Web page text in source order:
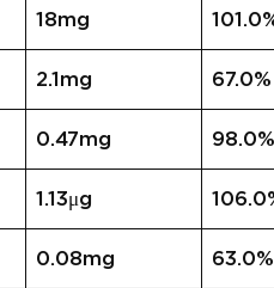
18mg
2.1mg 67.0%
0.47mg 98.0%
1.13μg
0.08mg 63.0%